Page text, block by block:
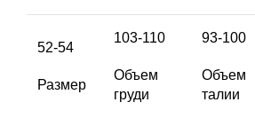
52-54
Размер
103-110
Объем
груди
93-100
Объем
талии